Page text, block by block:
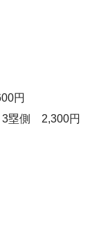
円
3塁側 2,300円